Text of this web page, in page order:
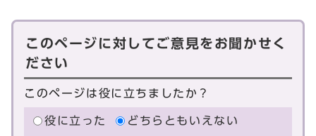
このページに対してご意見をお聞かせく
ださい
このページは役に立ちましたか？
役に立った
どちらともいえない